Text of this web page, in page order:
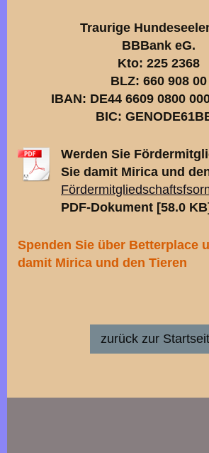
Traurige
BBBank eG.
Kto: 225 2368
BLZ: 660 908 00
IBAN: DE44 6609 0800
BIC:
Werden Sie
Sie damit Mirica und
PDF-Dokument [58.0
Spenden Sie über Betterplace
damit Mirica und den Tieren
zurück zur